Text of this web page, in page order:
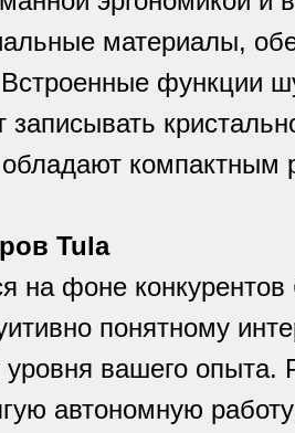
материалы,
функции
обладают
Tula
фоне конкурентов
понятному
уровня вашего
автономную